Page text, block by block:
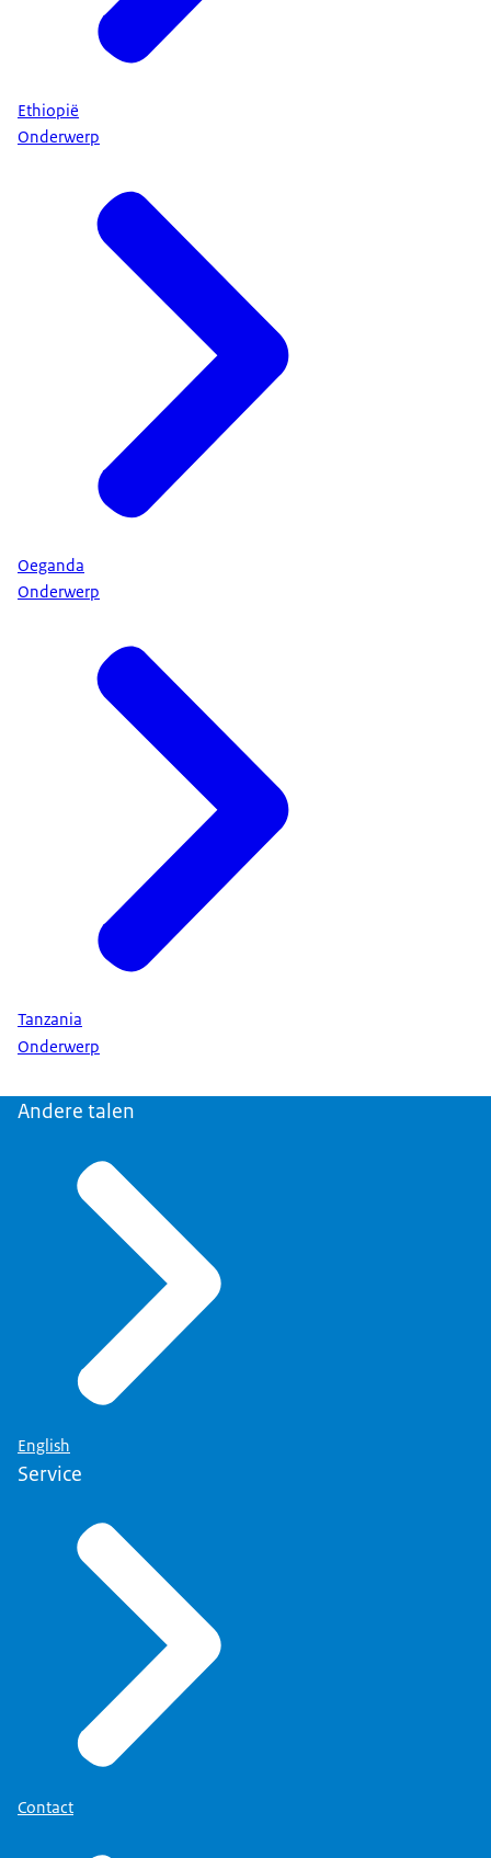
Ethiopië
Onderwerp
Oeganda
Onderwerp
Tanzania
Onderwerp
Andere talen
English
Service
Contact